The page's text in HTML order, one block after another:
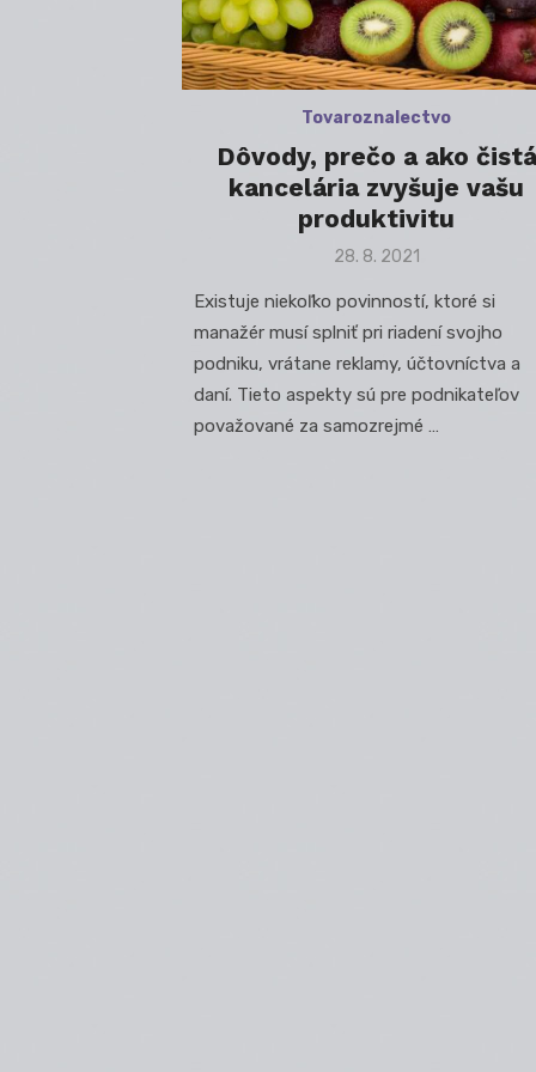
Tovaroznalectvo
Dôvody, prečo a ako čistá
kancelária zvyšuje vašu
produktivitu
Posted
28. 8. 2021
Existuje niekoľko povinností, ktoré si
manažér musí splniť pri riadení svojho
podniku, vrátane reklamy, účtovníctva a
daní. Tieto aspekty sú pre podnikateľov
považované za samozrejmé …